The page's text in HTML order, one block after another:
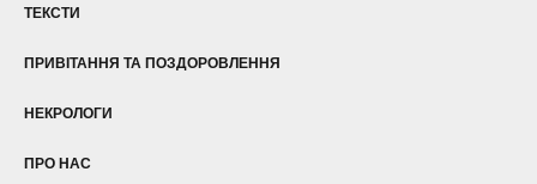
ТЕКСТИ
ПРИВІТАННЯ ТА ПОЗДОРОВЛЕННЯ
НЕКРОЛОГИ
ПРО НАС